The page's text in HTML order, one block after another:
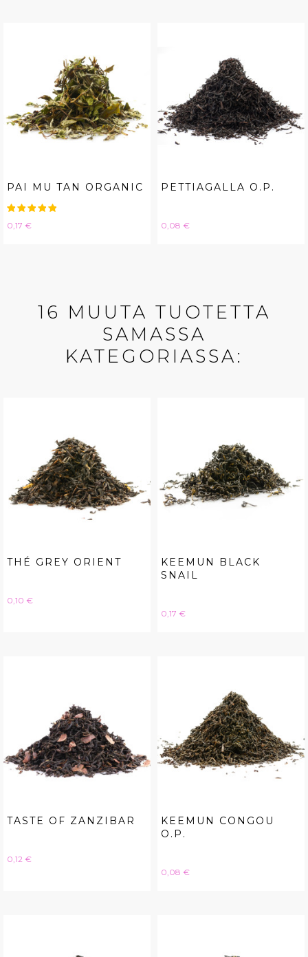
PAI MU TAN ORGANIC
Hinta
0,17 €
PETTIAGALLA O.P.
Hinta
0,08 €
16 MUUTA TUOTETTA
SAMASSA
KATEGORIASSA:
THÉ GREY ORIENT
Hinta
0,10 €
KEEMUN BLACK
SNAIL
Hinta
0,17 €
TASTE OF ZANZIBAR
Hinta
0,12 €
KEEMUN CONGOU
O.P.
Hinta
0,08 €